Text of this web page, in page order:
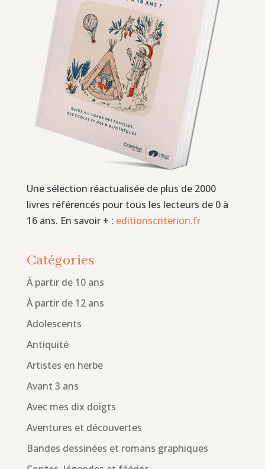
Une sélection réactualisée de plus de 2000
livres référencés pour tous les lecteurs de 0 à
16 ans. En savoir + : editionscriterion.fr
Catégories
À partir de 10 ans
À partir de 12 ans
Adolescents
Antiquité
Artistes en herbe
Avant 3 ans
Avec mes dix doigts
Aventures et découvertes
Bandes dessinées et romans graphiques